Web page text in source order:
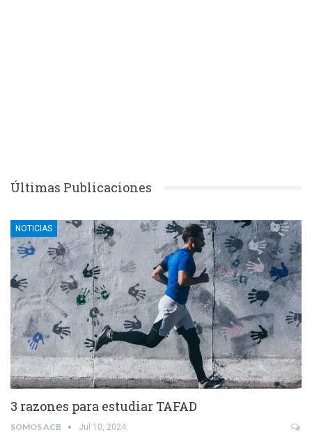
Últimas Publicaciones
NOTICIAS
3 razones para estudiar TAFAD
SOMOS ACB Jul 10, 2024